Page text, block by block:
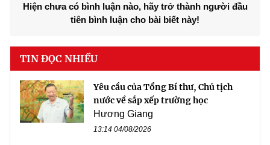
Hiện chưa có bình luận nào, hãy trở thành người đầu
tiên bình luận cho bài biết này!
TIN ĐỌC NHIỀU
Yêu cầu của Tổng Bí thư, Chủ tịch
nước về sắp xếp trường học
Hương Giang
13:14 04/08/2026